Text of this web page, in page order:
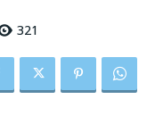
321